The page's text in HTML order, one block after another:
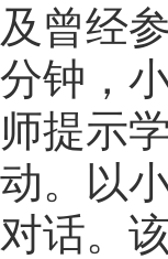
及曾经
分钟，
师提示
动。以
对话。